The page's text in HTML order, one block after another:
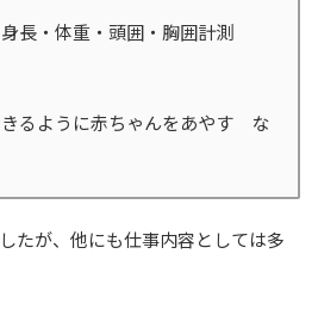
長・体重・頭囲・胸囲計測
るように赤ちゃんをあやす な
たが、他にも仕事内容としては多